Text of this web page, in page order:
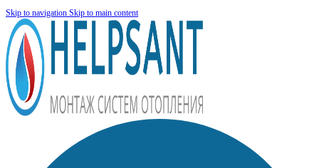
Skip to navigation Skip to main content